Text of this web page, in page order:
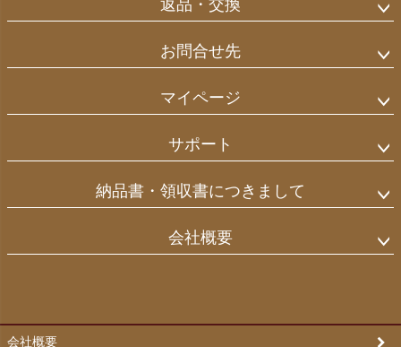
返品・交換
お問合せ先
マイページ
サポート
納品書・領収書につきまして
会社概要
会社概要